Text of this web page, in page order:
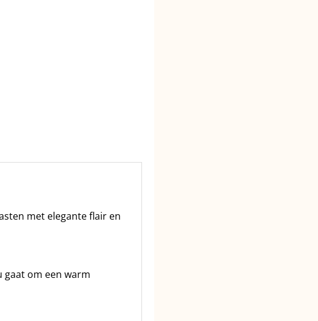
met elegante flair en
gaat om een warm